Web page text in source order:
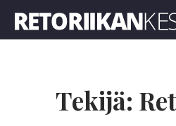
Tekijä: